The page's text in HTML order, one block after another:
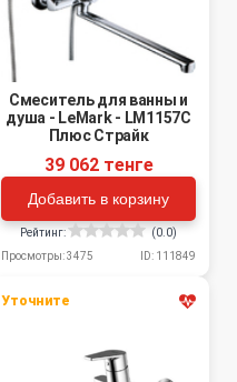
Смеситель для ванны и
душа - LeMark - LM1157C
Плюс Страйк
39 062 тенге
Добавить в корзину
Рейтинг:
(0.0)
Просмотры: 3475
ID: 111849
Уточните